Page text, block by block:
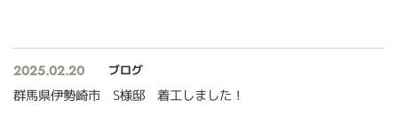
2025.02.20 ブログ
群馬県伊勢崎市 S様邸 着工しました！